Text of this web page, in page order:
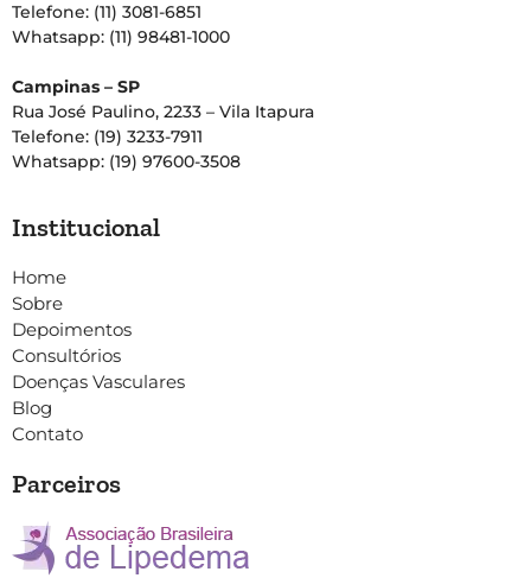
Telefone: (11) 3081-6851
Whatsapp: (11) 98481-1000
Campinas – SP
Rua José Paulino, 2233 – Vila Itapura
Telefone: (19) 3233-7911
Whatsapp: (19) 97600-3508
Institucional
Home
Sobre
Depoimentos
Consultórios
Doenças Vasculares
Blog
Contato
Parceiros